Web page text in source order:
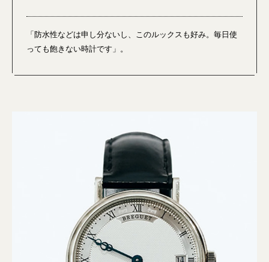
「防水性などは申し分ないし、このルックスも好み。毎日使
っても飽きない時計です」。